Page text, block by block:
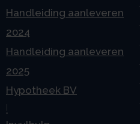
Handleiding aanleveren
2024
Handleiding aanleveren
2025
Hypotheek BV
I